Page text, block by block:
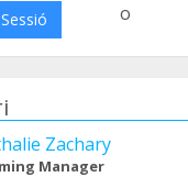
o
Zachary
Manager